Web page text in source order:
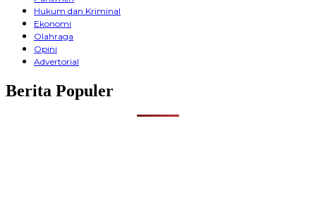
Hukum dan Kriminal
Ekonomi
Olahraga
Opini
Advertorial
Berita Populer